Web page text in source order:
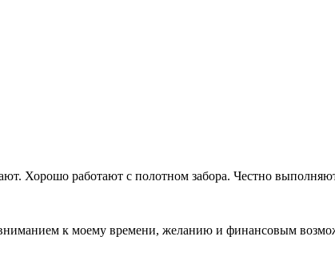
Хорошо работают с полотном забора. Честно
к моему времени, желанию и финансовым